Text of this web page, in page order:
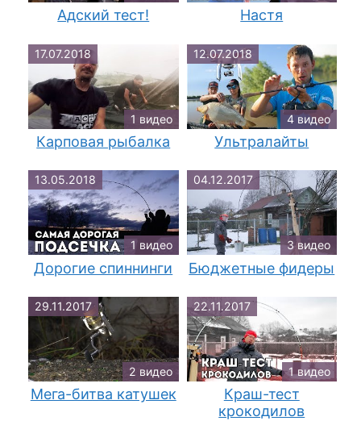
Адский тест! Настя
17.07.2018
1 видео
Карповая рыбалка
12.07.2018
4 видео
Ультралайты
13.05.2018
1 видео
Дорогие спиннинги
04.12.2017
3 видео
Бюджетные фидеры
29.11.2017
2 видео
Мега-битва катушек
22.11.2017
1 видео
Краш-тест
крокодилов